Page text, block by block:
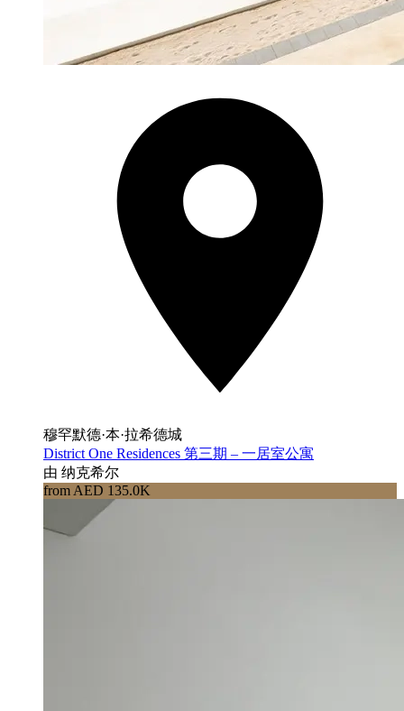
穆罕默德·本·拉希德城
District One Residences 第三期 – 一居室公寓
由 纳克希尔
from AED 135.0K